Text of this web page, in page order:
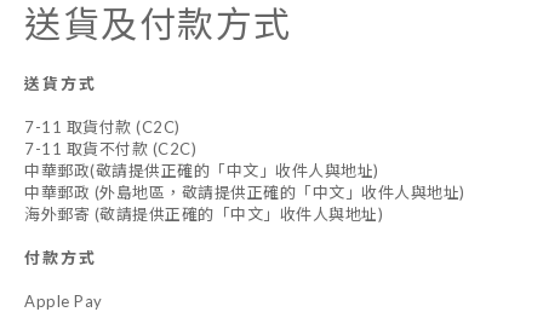
送貨及付款方式
送貨方式
7-11 取貨付款 (C2C)
7-11 取貨不付款 (C2C)
中華郵政(敬請提供正確的「中文」收件人與地址)
中華郵政 (外島地區，敬請提供正確的「中文」收件人與地址)
海外郵寄 (敬請提供正確的「中文」收件人與地址)
付款方式
Apple Pay